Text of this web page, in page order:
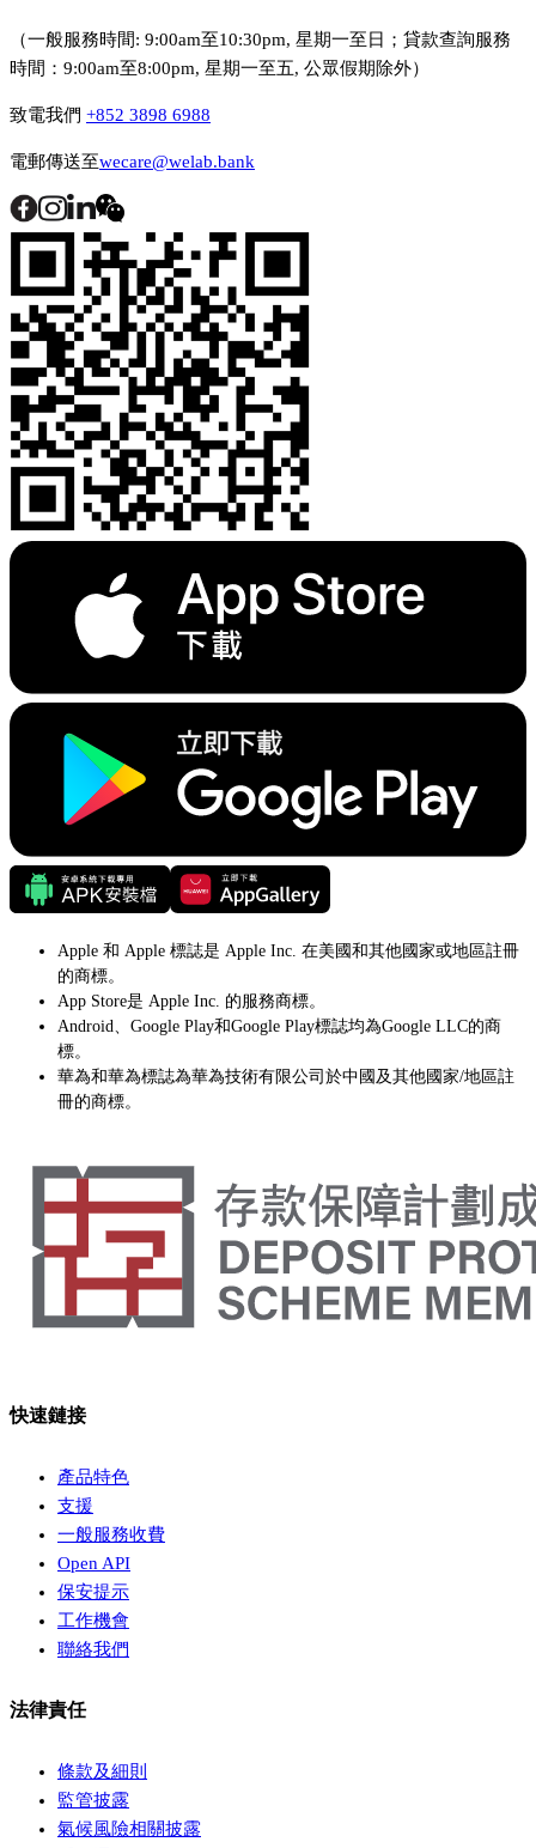
（一般服務時間: 9:00am至10:30pm, 星期一至日；貸款查詢服務
時間：9:00am至8:00pm, 星期一至五, 公眾假期除外）
致電我們 +852 3898 6988
電郵傳送至wecare@welab.bank
Apple 和 Apple 標誌是 Apple Inc. 在美國和其他國家或地區註冊
的商標。
App Store是 Apple Inc. 的服務商標。
Android、Google Play和Google Play標誌均為Google LLC的商
標。
華為和華為標誌為華為技術有限公司於中國及其他國家/地區註
冊的商標。
快速鏈接
產品特色
支援
一般服務收費
Open API
保安提示
工作機會
聯絡我們
法律責任
條款及細則
監管披露
氣候風險相關披露